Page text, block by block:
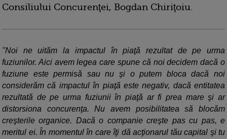
Consiliului Concurenţei, Bogdan Chiriţoiu.
"Noi ne uităm la impactul în piaţă rezultat de pe urma
fuziunilor. Aici avem legea care spune că noi decidem dacă o
fuziune este permisă sau nu şi o putem bloca dacă noi
considerăm că impactul în piaţă este negativ, dacă entitatea
rezultată de pe urma fuziunii în piaţă ar fi prea mare şi ar
distorsiona concurenţa. Nu avem posibilitatea să blocăm
creşterile organice. Dacă o companie creşte pas cu pas, e
meritul ei. În momentul în care îţi dă acţionarul tău capital şi tu